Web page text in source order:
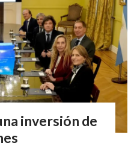
inversión de